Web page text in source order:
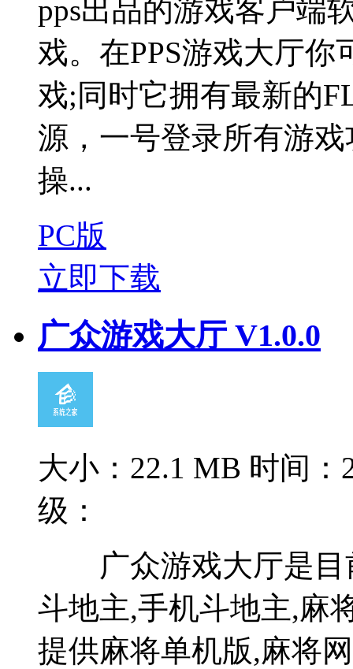
pps出品的游戏客户端
戏。在PPS游戏大厅
戏;同时它拥有最新的
源，一号登录所有游
操...
PC版
立即下载
广众游戏大厅 V1.0.0
大小：22.1 MB 时间：
级：
广众游戏大厅是目
斗地主,手机斗地主,麻
提供麻将单机版,麻将